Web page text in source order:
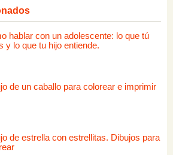
hablar con un adolescente: lo que tú
y lo que tu hijo entiende.
de un caballo para colorear e imprimir
de estrella con estrellitas. Dibujos para